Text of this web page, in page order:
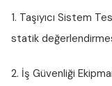
1. Taşıyıcı Sistem
statik
2. İş Güvenliği